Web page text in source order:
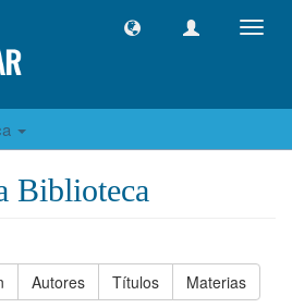
Biblioteca
Autores Títulos Materias